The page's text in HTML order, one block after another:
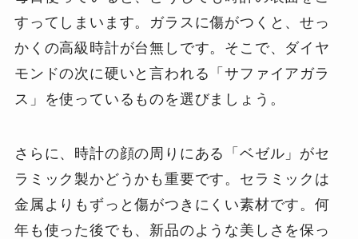
すってしまいます。ガラスに傷がつくと、せっ
かくの高級時計が台無しです。そこで、ダイヤ
モンドの次に硬いと言われる「サファイアガラ
ス」を使っているものを選びましょう。
さらに、時計の顔の周りにある「ベゼル」がセ
ラミック製かどうかも重要です。セラミックは
金属よりもずっと傷がつきにくい素材です。何
年も使った後でも、新品のような美しさを保っ